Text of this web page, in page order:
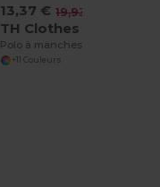
13,37 € 19,93 €
TH Clothes 30143
+11 Couleurs